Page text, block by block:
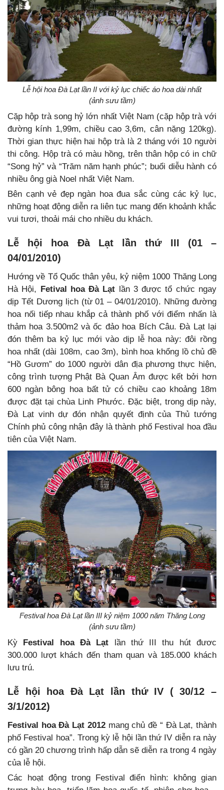
Lễ hội hoa Đà Lạt lần II với kỷ lục chiếc áo hoa dài nhất
(ảnh sưu tầm)
Cặp hộp trà song hỷ lớn nhất Việt Nam (cặp hộp trà với
đường kính 1,99m, chiều cao 3,6m, cân nặng 120kg).
Thời gian thực hiện hai hộp trà là 2 tháng với 10 người
thi công. Hộp trà có màu hồng, trên thân hộp có in chữ
“Song hỷ” và “Trăm năm hạnh phúc”; buổi diễu hành có
nhiều ông già Noel nhất Việt Nam.
Bên cạnh vẻ đẹp ngàn hoa đua sắc cùng các kỷ lục,
những hoạt động diễn ra liên tục mang đến khoảnh khắc
vui tươi, thoải mái cho nhiều du khách.
Lễ hội hoa Đà Lạt lần thứ III (01 –
04/01/2010)
Hướng về Tổ Quốc thân yêu, kỷ niệm 1000 Thăng Long
Hà Hội,
Fetival hoa Đà Lạt lần 3 được tổ chức ngay
dịp Tết Dương lịch (từ 01 – 04/01/2010). Những đường
hoa nối tiếp nhau khắp cả thành phố với điểm nhấn là
thảm hoa 3.500m2 và ốc đảo hoa Bích Câu. Đà Lạt lại
đón thêm ba kỷ lục mới vào dịp lễ hoa này: đôi rồng
hoa nhất (dài 108m, cao 3m), bình hoa khổng lồ chủ đề
“Hồ Gươm” do 1000 người dân địa phương thực hiện,
công trình tượng Phật Bà Quan Âm được kết bởi hơn
600 ngàn bông hoa bất tử có chiều cao khoảng 18m
được đặt tại chùa Linh Phước. Đặc biệt, trong dịp này,
Đà Lạt vinh dự đón nhận quyết định của Thủ tướng
Chính phủ công nhận đây là thành phố Festival hoa đầu
tiên của Việt Nam.
Festival hoa Đà Lạt lần III kỷ niệm 1000 năm Thăng Long
(ảnh sưu tầm)
Kỳ Festival hoa Đà Lạt lần thứ III thu hút đươc
300.000 lượt khách đến tham quan và 185.000 khách
lưu trú.
Lễ hội hoa Đà Lạt lần thứ IV ( 30/12 –
3/1/2012)
Festival hoa Đà Lạt 2012mang chủ đề “ Đà Lạt, thành
phố Festival hoa”. Trong kỳ lễ hội lần thứ IV diễn ra này
có gần 20 chương trình hấp dẫn sẽ diễn ra trong 4 ngày
của lễ hội.
Các hoạt động trong Festival điển hình: không gian